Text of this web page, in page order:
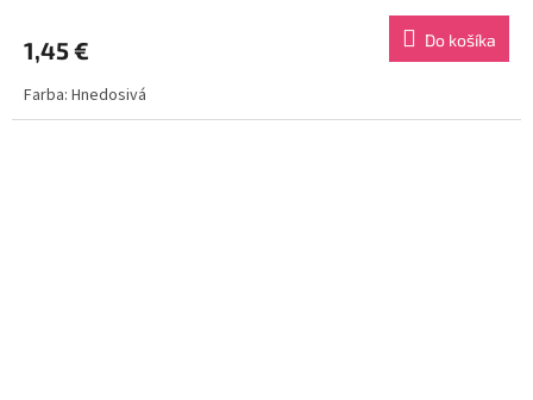
1,45 € Do košíka
Farba: Hnedosivá